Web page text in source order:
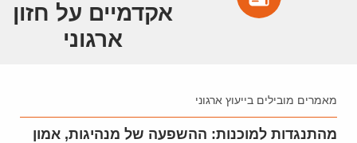
אקדמיים על חזון
ארגוני
מאמרים מובילים בייעוץ ארגוני
מהתנגדות למוכנות: ההשפעה של מנהיגות, אמון